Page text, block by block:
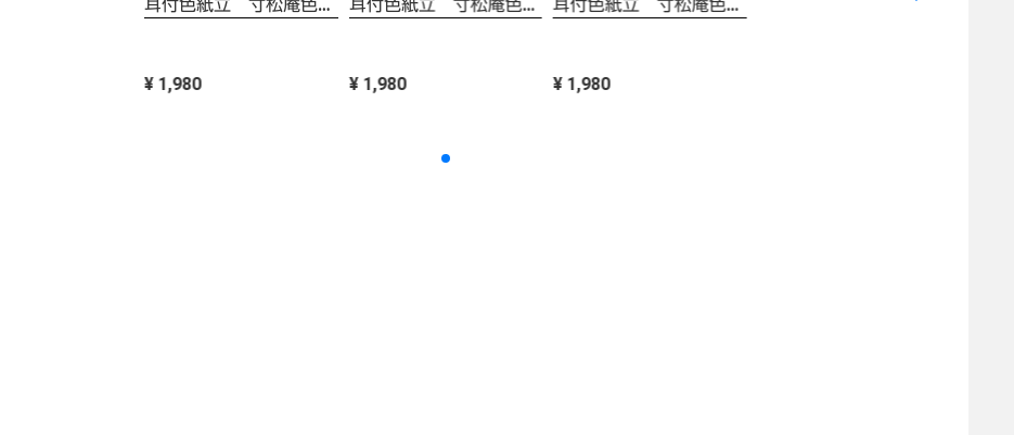
耳付色紙立 寸松庵色紙用 硯屏
¥ 1,980
耳付色紙立 寸松庵色紙用 硯屏
¥ 1,980
耳付色紙立 寸松庵色紙用 硯屏
¥ 1,980